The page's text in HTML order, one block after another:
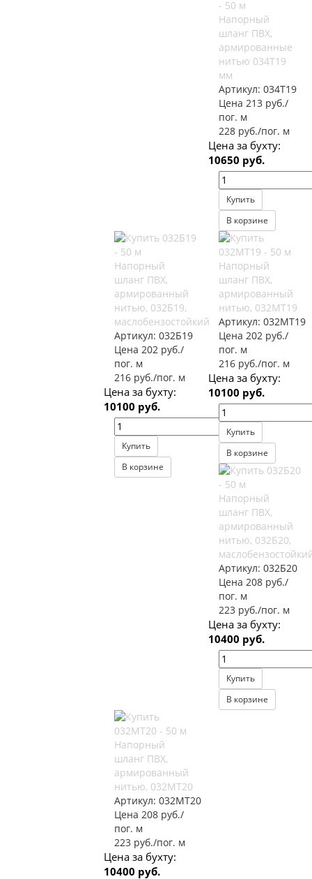
Напорный
шланг ПВХ,
армированные
нитью 034Т19
мм
Артикул: 034Т19
Цена 213 руб./
пог. м
228 руб./пог. м
Цена за бухту:
10650 руб.
Купить
В корзине
Напорный
шланг ПВХ,
армированный
нитью, 032Б19,
маслобензостойкий
Артикул:032Б19
Цена 202 руб./
пог. м
216 руб./пог. м
Цена за бухту:
10100 руб.
Купить
В корзине
Напорный
шланг ПВХ,
армированный
нитью, 032МТ19
Артикул: 032МТ19
Цена 202 руб./
пог. м
216 руб./пог. м
Цена за бухту:
10100 руб.
Купить
В корзине
Напорный
шланг ПВХ,
армированный
нитью, 032Б20,
Артикул: 032Б20
Цена 208 руб./
пог. м
223 руб./пог. м
Цена за бухту:
10400 руб.
Купить
В корзине
Напорный
шланг ПВХ,
армированный
нитью, 032МТ20
Артикул:032МТ20
Цена 208 руб./
пог. м
223 руб./пог. м
Цена за бухту:
10400 руб.